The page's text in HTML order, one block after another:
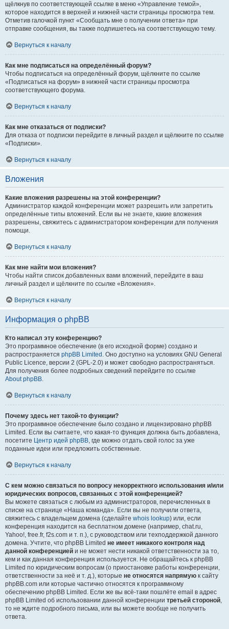
щёлкнув по соответствующей ссылке в меню «Управление темой»,
которое находится в верхней и нижней части страницы просмотра тем.
Отметив галочкой пункт «Сообщать мне о получении ответа» при
отправке сообщения, вы также подпишетесь на соответствующую тему.
Вернуться к началу
Как мне подписаться на определённый форум?
Чтобы подписаться на определённый форум, щёлкните по ссылке
«Подписаться на форум» в нижней части страницы просмотра
соответствующего форума.
Вернуться к началу
Как мне отказаться от подписки?
Для отказа от подписки перейдите в личный раздел и щёлкните по ссылке
«Подписки».
Вернуться к началу
Вложения
Какие вложения разрешены на этой конференции?
Администратор каждой конференции может разрешить или запретить
определённые типы вложений. Если вы не знаете, какие вложения
разрешены, свяжитесь с администратором конференции для получения
помощи.
Вернуться к началу
Как мне найти мои вложения?
Чтобы найти список добавленных вами вложений, перейдите в ваш
личный раздел и щёлкните по ссылке «Вложения».
Вернуться к началу
Информация о phpBB
Кто написал эту конференцию?
Это программное обеспечение (в его исходной форме) создано и
распространяется phpBB Limited . Оно доступно на условиях GNU General
Public Licence, версии 2 (GPL-2.0) и может свободно распространяться.
Для получения более подробных сведений перейдите по ссылке
About phpBB.
Вернуться к началу
Почему здесь нет такой-то функции?
Это программное обеспечение было создано и лицензировано phpBB
Limited. Если вы считаете, что какая-то функция должна быть добавлена,
посетите Центр идей phpBB, где можно отдать свой голос за уже
поданные идеи или предложить собственные.
Вернуться к началу
С кем можно связаться по вопросу некорректного использования и/или
юридических вопросов, связанных с этой конференцией?
Вы можете связаться с любым из администраторов, перечисленных в
списке на странице «Наша команда». Если вы не получили ответа,
свяжитесь с владельцем домена (сделайте whois lookup) или, если
конференция находится на бесплатном домене (например, chat.ru,
Yahoo!, free.fr, f2s.com и т. п.), с руководством или техподдержкой данного
домена. Учтите, что phpBB Limited не имеет никакого контроля над
данной конференцией и не может нести никакой ответственности за то,
кем и как данная конференция используется. Не обращайтесь к phpBB
Limited по юридическим вопросам (о приостановке работы конференции,
ответственности за неё и т. д.), которые не относятся напрямую к сайту
phpBB.com или которые частично относятся к программному
обеспечению phpBB Limited. Если же вы всё-таки пошлёте email в адрес
phpBB Limited об использовании данной конференции третьей стороной,
то не ждите подробного письма, или вы можете вообще не получить
ответа.